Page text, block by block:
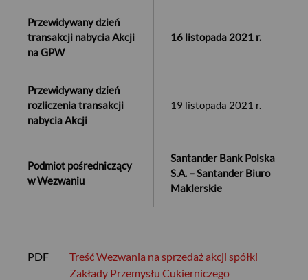
Przewidywany dzień
transakcji nabycia Akcji
na GPW
16 listopada 2021 r.
Przewidywany dzień
rozliczenia transakcji
nabycia Akcji
19 listopada 2021 r.
Podmiot pośredniczący
w Wezwaniu
Santander Bank Polska
S.A. – Santander Biuro
Maklerskie
PDF
Treść Wezwania na sprzedaż akcji spółki
Zakłady Przemysłu Cukierniczego
USD